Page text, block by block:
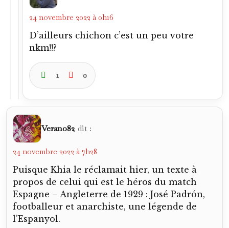
24 novembre 2022 à 0h16
D’ailleurs chichon c’est un peu votre
nkm!!?
1 0
Verano82 dit :
24 novembre 2022 à 7h28
Puisque Khia le réclamait hier, un texte à
propos de celui qui est le héros du match
Espagne – Angleterre de 1929 : José Padrón,
footballeur et anarchiste, une légende de
l’Espanyol.